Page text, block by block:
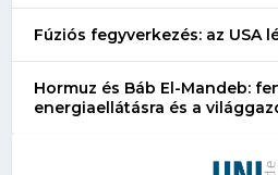
Fúziós fegyverkezés: az USA
Hormuz és Báb El-Mandeb:
energiaellátásra és a